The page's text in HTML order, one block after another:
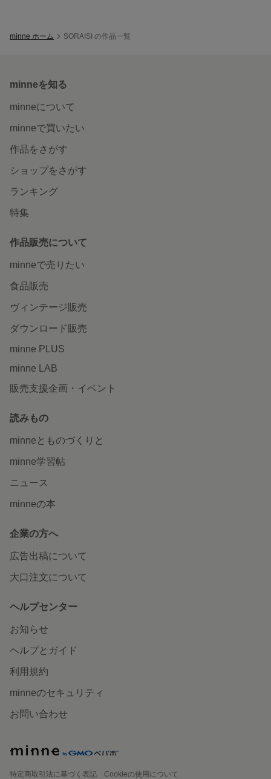
minne ホーム SORAISI の作品一覧
minneを知る
minneについて
minneで買いたい
作品をさがす
ショップをさがす
ランキング
特集
作品販売について
minneで売りたい
食品販売
ヴィンテージ販売
ダウンロード販売
minne PLUS
minne LAB
販売支援企画・イベント
読みもの
minneとものづくりと
minne学習帖
ニュース
minneの本
企業の方へ
広告出稿について
大口注文について
ヘルプセンター
お知らせ
ヘルプとガイド
利用規約
minneのセキュリティ
お問い合わせ
特定商取引法に基づく表記
Cookieの使用について